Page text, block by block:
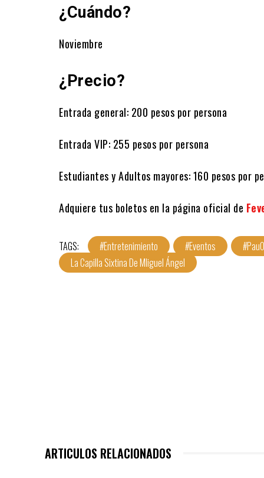
¿Cuándo?
Noviembre
¿Precio?
Entrada general: 200 pesos por persona
Entrada VIP: 255 pesos por persona
Estudiantes y Adultos mayores: 160 pesos por
Adquiere tus boletos en la página oficial de
TAGS: #Entretenimiento #Eventos
La Capilla Sixtina De MIiguel Ángel
ARTICULOS RELACIONADOS